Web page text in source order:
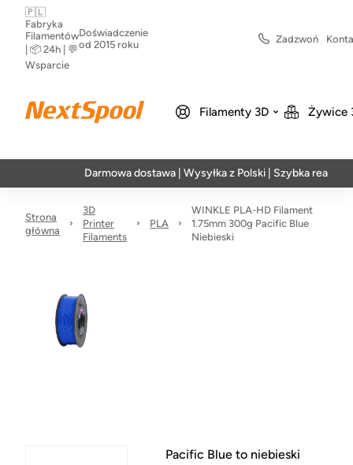
🇵🇱
Fabryka
Filamentów
| 📦 24h | 💬
Wsparcie
Doświadczenie
od 2015 roku
Zadzwoń
Filamenty 3D Żywice
Darmowa dostawa | Wysyłka z Polski | Szybka realizacja w
Strona
główna
3D
Printer
Filaments
PLA
WINKLE PLA-HD Filament
1.75mm 300g Pacific Blue
Niebieski
Pacific Blue to niebieski